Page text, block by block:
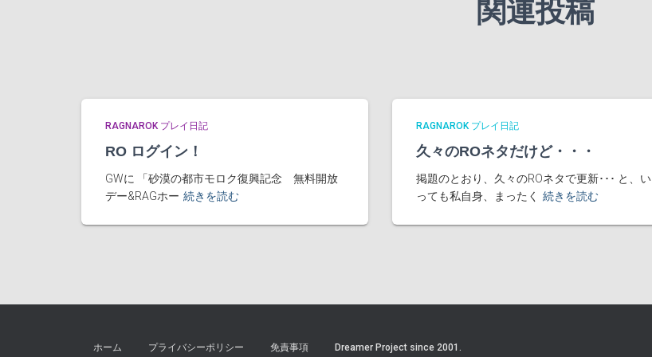
関連投稿
RAGNAROK プレイ日記
RO ログイン！
GWに 「砂漠の都市モロク復興記念 無料開放
デー&RAGホー 続きを読む
RAGNAROK プレイ日記
久々のROネタだけど・・・
掲題のとおり、久々のROネタで更新･･･ と、い
っても私自身、まったく
続きを読む
ホーム プライバシーポリシー 免責事項 Dreamer Project since 2001.